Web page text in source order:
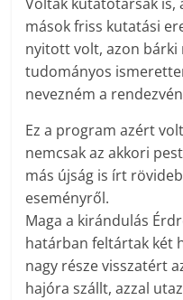
mások friss kutatási
nyitott volt, azon bárki
tudományos
nevezném a
Ez a program azért
nemcsak az akkori
más újság is írt
eseményről.
Maga a kirándulás
határban feltártak két
nagy része visszatért
hajóra szállt, azzal